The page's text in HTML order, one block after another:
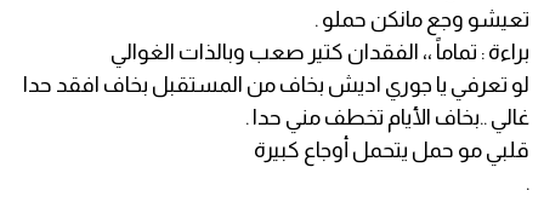
تعيشو وجع مانكن حملو .
براءة : تماماً ،، الفقدان كتير صعب وبالذات الغوالي
لو تعرفي يا جوري اديش بخاف من المستقبل بخاف افقد حدا
غالي ..بخاف الأيام تخطف مني حدا .
قلبي مو حمل يتحمل أوجاع كبيرة
.